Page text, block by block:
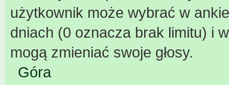
użytkownik może wybrać w
dniach (0 oznacza brak limitu) i
mogą zmieniać swoje głosy.
Góra